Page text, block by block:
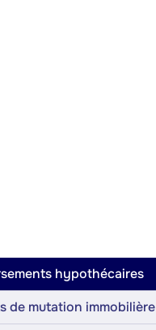
hypothécaires
de mutation immobilière